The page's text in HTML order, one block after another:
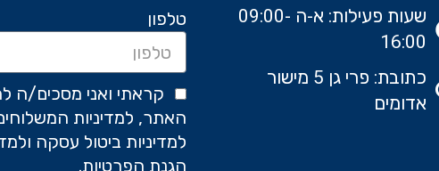
שעות פעילות: א-ה 09:00-
16:00
כתובת: פרי גן 5 מישור
אדומים
טלפון
קראתי ואני מסכים/ה
האתר, למדיניות
למדיניות ביטול עסקה
הגנת הפרטיות.